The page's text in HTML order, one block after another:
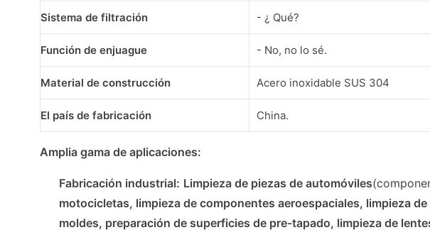
Sistema de filtración - ¿ Qué?
Función de enjuague - No, no lo sé.
Material de construcción Acero inoxidable SUS 304
El país de fabricación China.
Amplia gama de aplicaciones:
Fabricación industrial: Limpieza de piezas de automóviles
motocicletas, limpieza de componentes aeroespaciales, limpieza
moldes, preparación de superficies de pre-tapado, limpieza de